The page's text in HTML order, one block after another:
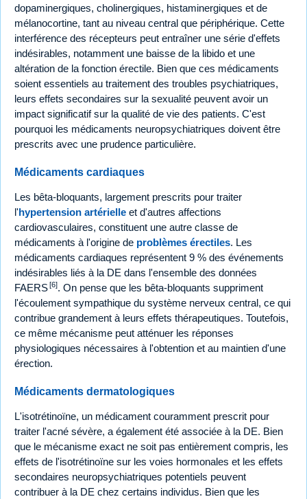
dopaminergiques, cholinergiques, histaminergiques et de
mélanocortine, tant au niveau central que périphérique. Cette
interférence des récepteurs peut entraîner une série d'effets
indésirables, notamment une baisse de la libido et une
altération de la fonction érectile. Bien que ces médicaments
soient essentiels au traitement des troubles psychiatriques,
leurs effets secondaires sur la sexualité peuvent avoir un
impact significatif sur la qualité de vie des patients. C'est
pourquoi les médicaments neuropsychiatriques doivent être
prescrits avec une prudence particulière.
Médicaments cardiaques
Les bêta-bloquants, largement prescrits pour traiter
l'hypertension artérielle et d'autres affections
cardiovasculaires, constituent une autre classe de
médicaments à l'origine de problèmes érectiles. Les
médicaments cardiaques représentent 9 % des événements
indésirables liés à la DE dans l'ensemble des données
FAERS[6]. On pense que les bêta-bloquants suppriment
l'écoulement sympathique du système nerveux central, ce qui
contribue grandement à leurs effets thérapeutiques. Toutefois,
ce même mécanisme peut atténuer les réponses
physiologiques nécessaires à l'obtention et au maintien d'une
érection.
Médicaments dermatologiques
L'isotrétinoïne, un médicament couramment prescrit pour
traiter l'acné sévère, a également été associée à la DE. Bien
que le mécanisme exact ne soit pas entièrement compris, les
effets de l'isotrétinoïne sur les voies hormonales et les effets
secondaires neuropsychiatriques potentiels peuvent
contribuer à la DE chez certains individus. Bien que les